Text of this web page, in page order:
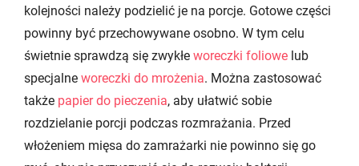
kolejności należy podzielić je na porcje. Gotowe części
powinny być przechowywane osobno. W tym celu
świetnie sprawdzą się zwykłe woreczki foliowe lub
specjalne woreczki do mrożenia. Można zastosować
także papier do pieczenia, aby ułatwić sobie
rozdzielanie porcji podczas rozmrażania. Przed
włożeniem mięsa do zamrażarki nie powinno się go